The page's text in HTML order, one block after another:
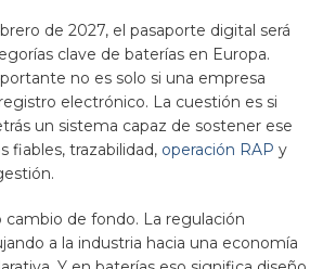
de 2027, el pasaporte digital será
clave de baterías en Europa.
no es solo si una empresa
electrónico. La cuestión es si
un sistema capaz de sostener ese
fiables, trazabilidad, operación RAP y
cambio de fondo. La regulación
a la industria hacia una economía